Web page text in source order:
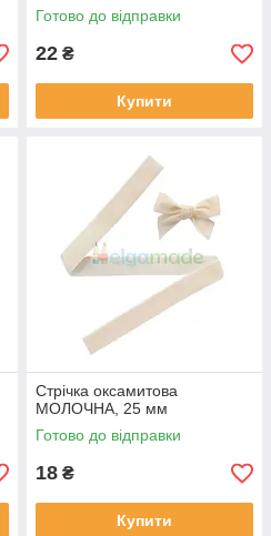
Готово до відправки
22 ₴
Купити
Стрічка оксамитова
МОЛОЧНА, 25 мм
Готово до відправки
18 ₴
Купити